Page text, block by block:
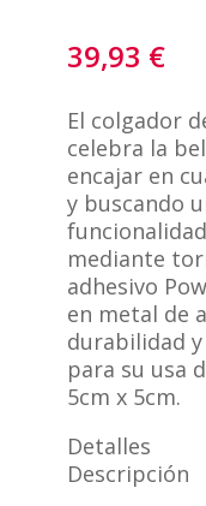
39,93 €
El colgador
celebra la
encajar en
y buscando
mediante
adhesivo
en metal de
durabilidad
para su usa
5cm x 5cm.
Detalles
Descripción